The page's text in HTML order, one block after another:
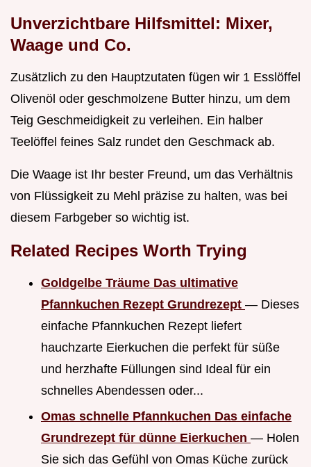
Unverzichtbare Hilfsmittel: Mixer,
Waage und Co.
Zusätzlich zu den Hauptzutaten fügen wir 1 Esslöffel
Olivenöl oder geschmolzene Butter hinzu, um dem
Teig Geschmeidigkeit zu verleihen. Ein halber
Teelöffel feines Salz rundet den Geschmack ab.
Die Waage ist Ihr bester Freund, um das Verhältnis
von Flüssigkeit zu Mehl präzise zu halten, was bei
diesem Farbgeber so wichtig ist.
Related Recipes Worth Trying
Goldgelbe Träume Das ultimative
Pfannkuchen Rezept Grundrezept — Dieses
einfache Pfannkuchen Rezept liefert
hauchzarte Eierkuchen die perfekt für süße
und herzhafte Füllungen sind Ideal für ein
schnelles Abendessen oder...
Omas schnelle Pfannkuchen Das einfache
Grundrezept für dünne Eierkuchen — Holen
Sie sich das Gefühl von Omas Küche zurück